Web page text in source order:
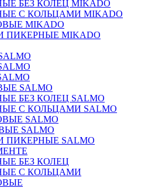
БЕЗ КОЛЕЦ MIKADO
С КОЛЬЦАМИ MIKADO
MIKADO
MIKADO
SALMO
БЕЗ КОЛЕЦ SALMO
С КОЛЬЦАМИ SALMO
SALMO
SALMO
SALMO
БЕЗ КОЛЕЦ
С КОЛЬЦАМИ